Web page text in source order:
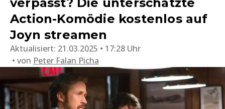
Action-Komödie kostenlos auf
Joyn streamen
Aktualisiert: 21.03.2025 • 17:28 Uhr
von Peter Falan Picha